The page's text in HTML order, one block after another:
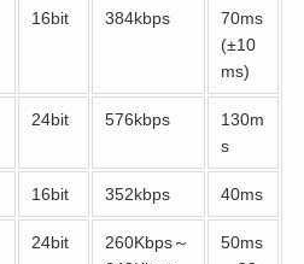
16bit 384kbps
70ms
(±10
ms)
24bit 576kbps
130m
s
16bit 352kbps 40ms
24bit
260Kbps～
50ms